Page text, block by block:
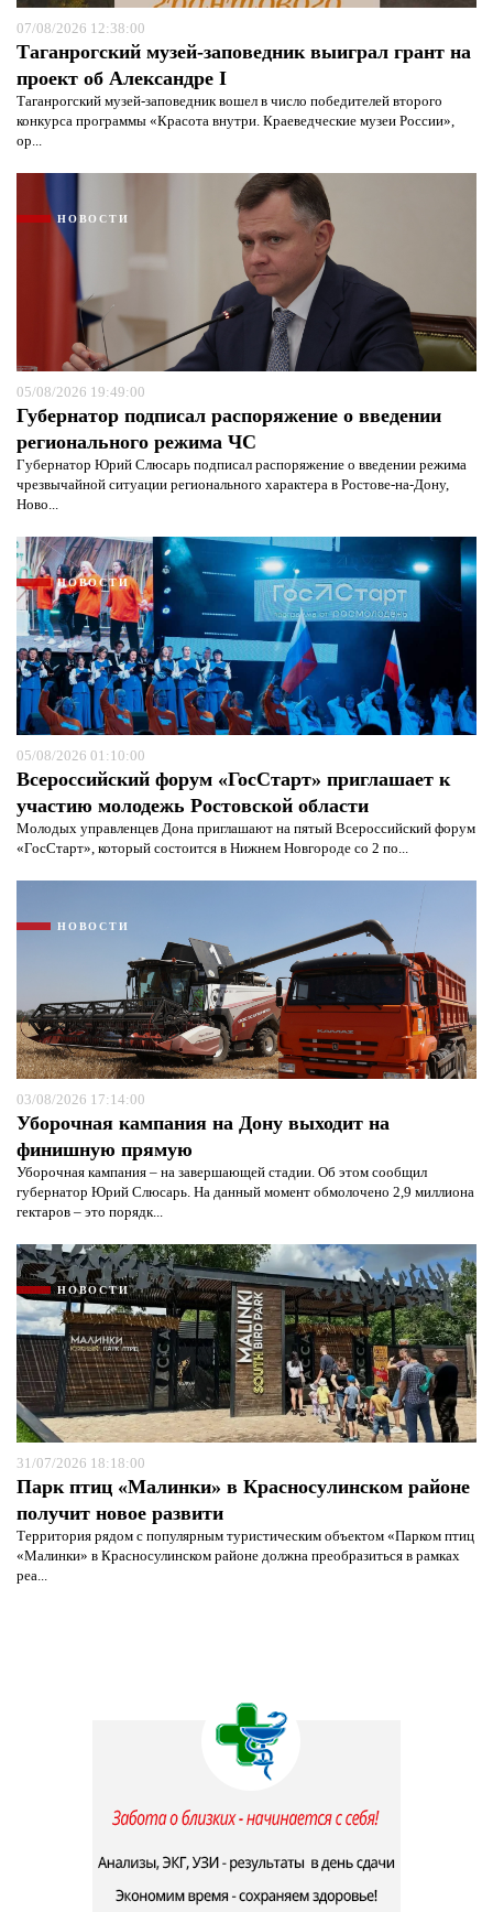
07/08/2026 12:38:00
Таганрогский музей-заповедник выиграл грант на
проект об Александре I
Таганрогский музей-заповедник вошел в число победителей второго
конкурса программы «Красота внутри. Краеведческие музеи России»,
ор...
НОВОСТИ
05/08/2026 19:49:00
Губернатор подписал распоряжение о введении
регионального режима ЧС
Губернатор Юрий Слюсарь подписал распоряжение о введении режима
чрезвычайной ситуации регионального характера в Ростове-на-Дону,
Ново...
НОВОСТИ
05/08/2026 01:10:00
Всероссийский форум «ГосСтарт» приглашает к
участию молодежь Ростовской области
Молодых управленцев Дона приглашают на пятый Всероссийский форум
«ГосСтарт», который состоится в Нижнем Новгороде со 2 по...
НОВОСТИ
03/08/2026 17:14:00
Уборочная кампания на Дону выходит на
финишную прямую
Уборочная кампания – на завершающей стадии. Об этом сообщил
губернатор Юрий Слюсарь. На данный момент обмолочено 2,9 миллиона
гектаров – это порядк...
НОВОСТИ
31/07/2026 18:18:00
Парк птиц «Малинки» в Красносулинском районе
получит новое развити
Территория рядом с популярным туристическим объектом «Парком птиц
«Малинки» в Красносулинском районе должна преобразиться в рамках
реа...
Я согласен с
политикой конфиденциальности и
защиты информации*
Я согласен сполитикой конфиденциальности и
защиты информации*